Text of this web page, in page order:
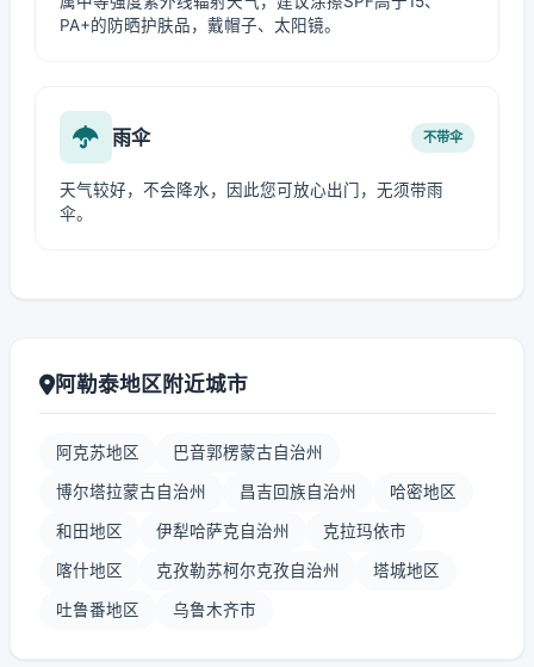
PA+的防晒护肤品，戴帽子、太阳镜。
雨伞 不带伞
天气较好，不会降水，因此您可放心出门，无须带雨
伞。
阿勒泰地区附近城市
阿克苏地区 巴音郭楞蒙古自治州
博尔塔拉蒙古自治州 昌吉回族自治州 哈密地区
和田地区 伊犁哈萨克自治州 克拉玛依市
喀什地区 克孜勒苏柯尔克孜自治州 塔城地区
吐鲁番地区 乌鲁木齐市